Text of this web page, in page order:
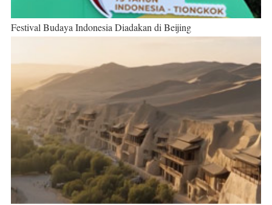
Festival Budaya Indonesia Diadakan di Beijing